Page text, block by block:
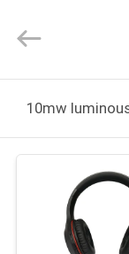
PRODUITS
SUJET
Electronics
Co,ltd.
Reserved.
10mw